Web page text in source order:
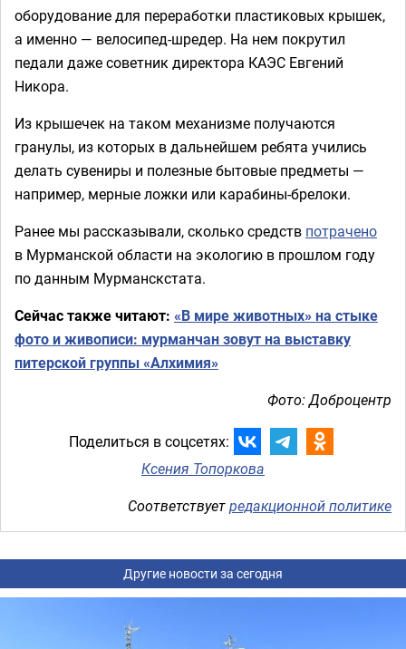
оборудование для переработки пластиковых крышек,
а именно — велосипед-шредер. На нем покрутил
педали даже советник директора КАЭС Евгений
Никора.
Из крышечек на таком механизме получаются
гранулы, из которых в дальнейшем ребята учились
делать сувениры и полезные бытовые предметы —
например, мерные ложки или карабины-брелоки.
Ранее мы рассказывали, сколько средств потрачено
в Мурманской области на экологию в прошлом году
по данным Мурманскстата.
Сейчас также читают: «В мире животных» на стыке
фото и живописи: мурманчан зовут на выставку
питерской группы «Алхимия»
Фото: Доброцентр
Поделиться в соцсетях:
Ксения Топоркова
Соответствуетредакционной политике
Другие новости за сегодня